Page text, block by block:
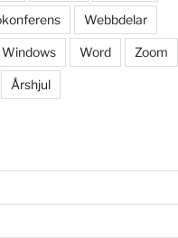
Webbdelar
Windows Word Zoom
Årshjul